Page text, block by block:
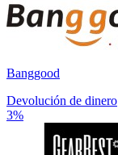
Banggood
Devolución de dinero
3%